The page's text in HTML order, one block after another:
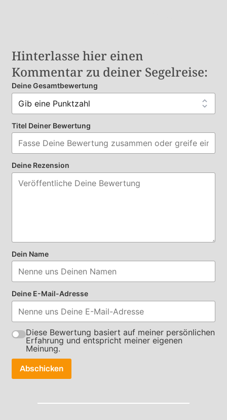
Hinterlasse hier einen
Kommentar zu deiner Segelreise:
Deine Gesamtbewertung
Titel Deiner Bewertung
Deine Rezension
Dein Name
Deine E-Mail-Adresse
Diese Bewertung basiert auf meiner persönlichen
Erfahrung und entspricht meiner eigenen
Meinung.
Abschicken